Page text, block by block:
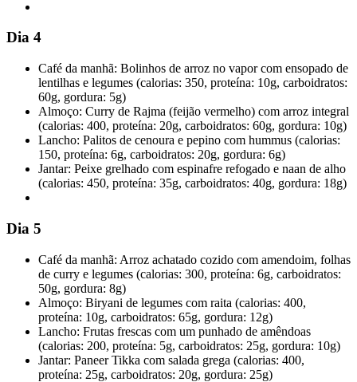
Dia 4
Café da manhã: Bolinhos de arroz no vapor com ensopado de
lentilhas e legumes (calorias: 350, proteína: 10g, carboidratos:
60g, gordura: 5g)
Almoço: Curry de Rajma (feijão vermelho) com arroz integral
(calorias: 400, proteína: 20g, carboidratos: 60g, gordura: 10g)
Lancho: Palitos de cenoura e pepino com hummus (calorias:
150, proteína: 6g, carboidratos: 20g, gordura: 6g)
Jantar: Peixe grelhado com espinafre refogado e naan de alho
(calorias: 450, proteína: 35g, carboidratos: 40g, gordura: 18g)
Dia 5
Café da manhã: Arroz achatado cozido com amendoim, folhas
de curry e legumes (calorias: 300, proteína: 6g, carboidratos:
50g, gordura: 8g)
Almoço: Biryani de legumes com raita (calorias: 400,
proteína: 10g, carboidratos: 65g, gordura: 12g)
Lancho: Frutas frescas com um punhado de amêndoas
(calorias: 200, proteína: 5g, carboidratos: 25g, gordura: 10g)
Jantar: Paneer Tikka com salada grega (calorias: 400,
proteína: 25g, carboidratos: 20g, gordura: 25g)